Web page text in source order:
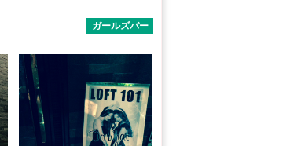
ガールズバー